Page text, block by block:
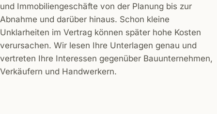
und Immobiliengeschäfte von der Planung bis zur
Abnahme und darüber hinaus. Schon kleine
Unklarheiten im Vertrag können später hohe Kosten
verursachen. Wir lesen Ihre Unterlagen genau und
vertreten Ihre Interessen gegenüber Bauunternehmen,
Verkäufern und Handwerkern.